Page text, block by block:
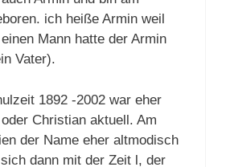
ich heiße Armin weil
Mann hatte der Armin
Vater).
1892 -2002 war eher
Christian aktuell. Am
der Name eher altmodisch
dann mit der Zeit l, der